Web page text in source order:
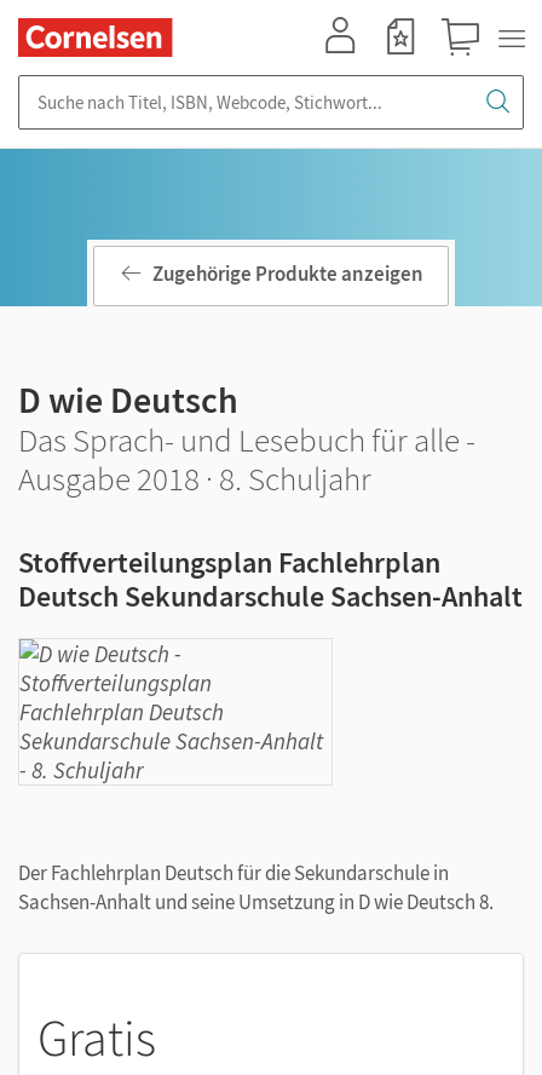
Zugehörige Produkte anzeigen
D wie Deutsch
Das Sprach- und Lesebuch für alle -
Ausgabe 2018 · 8. Schuljahr
Stoffverteilungsplan Fachlehrplan
Deutsch Sekundarschule Sachsen-Anhalt
Der Fachlehrplan Deutsch für die Sekundarschule in
Sachsen-Anhalt und seine Umsetzung in D wie Deutsch 8.
Gratis